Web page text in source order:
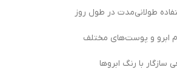
طولانی‌مدت در طول روز
ابرو و پوست‌های مختلف
با رنگ ابروها